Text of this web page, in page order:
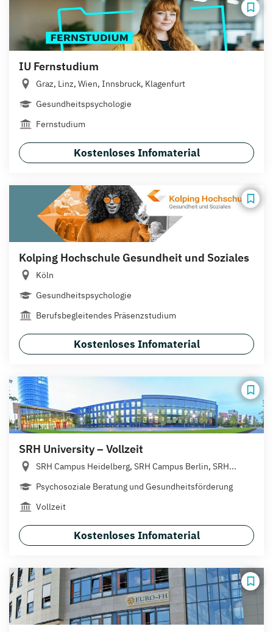
IU Fernstudium
Graz, Linz, Wien, Innsbruck, Klagenfurt
Gesundheitspsychologie
Fernstudium
Kostenloses Infomaterial
Kolping Hochschule Gesundheit und Soziales
Köln
Gesundheitspsychologie
Berufsbegleitendes Präsenzstudium
Kostenloses Infomaterial
SRH University – Vollzeit
SRH Campus Heidelberg, SRH Campus Berlin, SRH...
Psychosoziale Beratung und Gesundheitsförderung
Vollzeit
Kostenloses Infomaterial